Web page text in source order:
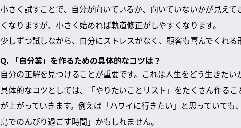
小さく試すことで、自分が向いているか、向いていないかが見え
くなりますが、小さく始めれば軌道修正がしやすくなります。
少しずつ試しながら、自分にストレスがなく、顧客も喜んでくれる
Q. 「自分業」を作るための具体的なコツは？
自分の正解を見つけることが重要です。これは人生をどう生きたい
具体的なコツとしては、「やりたいことリスト」をたくさん作る
が上がっていきます。例えば「ハワイに行きたい」と思っていて
島でのんびり過ごす時間」かもしれません。